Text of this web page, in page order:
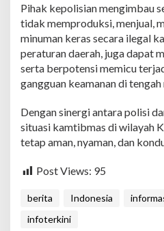
Pihak kepolisian mengimbau
tidak memproduksi, menjual,
minuman keras secara ilegal
peraturan daerah, juga dapat
serta berpotensi memicu
gangguan keamanan di
Dengan sinergi antara polisi
situasi kamtibmas di wilayah
tetap aman, nyaman, dan
Post Views: 95
berita Indonesia
infoterkini